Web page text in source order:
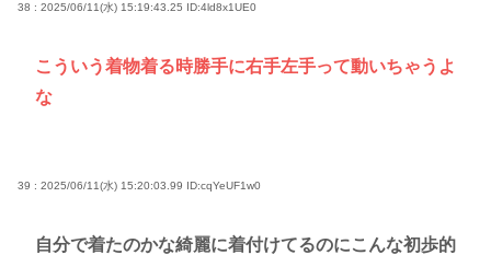
38 : 2025/06/11(水) 15:19:43.25 ID:4ld8x1UE0
こういう着物着る時勝手に右手左手って動いちゃうよ
な
39 : 2025/06/11(水) 15:20:03.99 ID:cqYeUF1w0
自分で着たのかな綺麗に着付けてるのにこんな初歩的